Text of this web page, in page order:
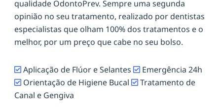
qualidade OdontoPrev. Sempre uma segunda
opinião no seu tratamento, realizado por dentistas
especialistas que olham 100% dos tratamentos e o
melhor, por um preço que cabe no seu bolso.
Aplicação de Flúor e Selantes
Emergência 24h
Orientação de Higiene Bucal
Tratamento de
Canal e Gengiva